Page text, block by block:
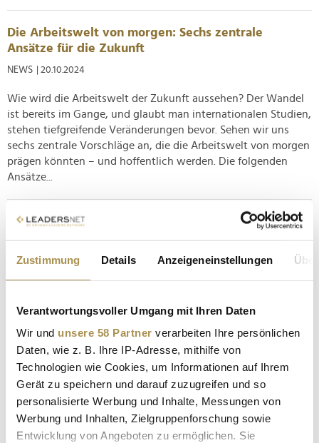
Zustimmung Details Anzeigeneinstellungen
Verantwortungsvoller Umgang mit Ihren Daten
Wir und unsere 58 Partner verarbeiten Ihre persönlichen
Daten, wie z. B. Ihre IP-Adresse, mithilfe von
Technologien wie Cookies, um Informationen auf Ihrem
Gerät zu speichern und darauf zuzugreifen und so
personalisierte Werbung und Inhalte, Messungen von
Werbung und Inhalten, Zielgruppenforschung sowie
Entwicklung von Angeboten zu ermöglichen. Sie
Die Arbeitswelt von morgen: Sechs zentrale
Ansätze für die Zukunft
NEWS | 20.10.2024
Wie wird die Arbeitswelt der Zukunft aussehen? Der Wandel
ist bereits im Gange, und glaubt man internationalen Studien,
stehen tiefgreifende Veränderungen bevor. Sehen wir uns
sechs zentrale Vorschläge an, die die Arbeitswelt von morgen
prägen könnten – und hoffentlich werden. Die folgenden
Ansätze...
Readly Studie zeigt: Deutsche lernen gerne ein
Leben lang
NEWS | 24.10.2023
Aktuelle Ergebnisse einer YouGov-Umfrage im Auftrag von
Readly, Deutschlands größtem digitalen Kiosk für Zeitungen
und Magazine, zeigen, dass 60 Prozent der Befragten durch...
Der deutsche Mittelstand hat ein gravierendes
Weiterbildungsproblem
NEWS | 26.06.2023